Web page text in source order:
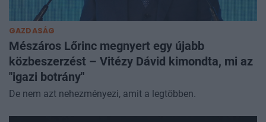
GAZDASÁG
Mészáros Lőrinc megnyert egy újabb
közbeszerzést – Vitézy Dávid kimondta, mi az
"igazi botrány"
De nem azt nehezményezi, amit a legtöbben.